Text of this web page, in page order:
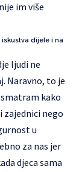
im više
dijele i na
ljudi ne
Naravno, to je
kako
nego
u
za nas jer
djeca sama